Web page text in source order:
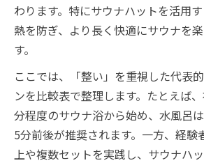
わります。特にサウナハットを活用
熱を防ぎ、より長く快適にサウナを
す。
ここでは、「整い」を重視した代表
ンを比較表で整理します。たとえば
分程度のサウナ浴から始め、水風呂
5分前後が推奨されます。一方、経験
上や複数セットを実践し、サウナハ